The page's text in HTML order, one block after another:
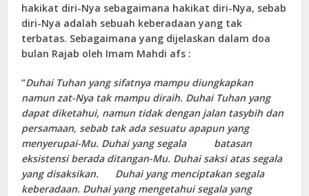
hakikat diri-Nya sebagaimana hakikat diri-Nya, sebab
diri-Nya adalah sebuah keberadaan yang tak
terbatas. Sebagaimana yang dijelaskan dalam doa
bulan Rajab oleh Imam Mahdi afs :
“Duhai Tuhan yang sifatnya mampu diungkapkan
namun zat-Nya tak mampu diraih. Duhai Tuhan yang
dapat diketahui, namun tidak dengan jalan tasybih dan
persamaan, sebab tak ada sesuatu apapun yang
menyerupai-Mu. Duhai yang segala batasan
eksistensi berada ditangan-Mu. Duhai saksi atas segala
yang disaksikan. Duhai yang menciptakan segala
keberadaan. Duhai yang mengetahui segala yang